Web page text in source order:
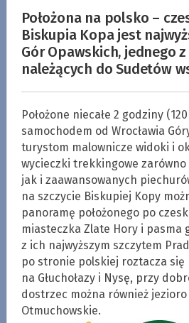
Położona na polsko –
Biskupia Kopa jest
Gór Opawskich, jednego
należących do Sudetów
Położone niecałe 2 godziny
samochodem od Wrocławia
turystom malownicze widoki i
wycieczki trekkingowe
jak i zaawansowanych
na szczycie Biskupiej Kopy
panoramę położonego po
miasteczka Zlate Hory i pasma
z ich najwyższym szczytem
po stronie polskiej roztacza się
na Głuchołazy i Nysę, przy
dostrzec można również
Otmuchowskie.